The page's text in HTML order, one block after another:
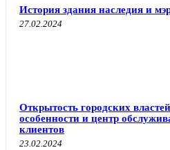
История здания наследия и
27.02.2024
Открытость городских
особенности и центр
клиентов
23.02.2024